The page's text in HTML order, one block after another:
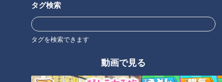
タグ検索
タグを検索できます
動画で見る
人気の理由は安さ。サガミの通常メニュー、ざるそば3段に天
ぷらの盛り合わせがついたセットは、普段は1930円。食べ放
の薬味が追加。さらに、通常のざるそばにはない、ごまだれま
で付いて2種類のつゆがおかわり自由に。90分食べ放題で